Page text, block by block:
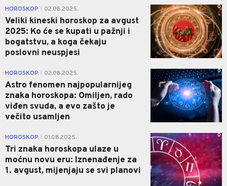
HOROSKOP 02.08.2025.
Veliki kineski horoskop za avgust
2025: Ko će se kupati u pažnji i
bogatstvu, a koga čekaju
poslovni neuspjesi
0
HOROSKOP 02.08.2025.
Astro fenomen najpopularnijeg
znaka horoskopa: Omiljen, rado
viđen svuda, a evo zašto je
večito usamljen
0
HOROSKOP 01.08.2025.
Tri znaka horoskopa ulaze u
moćnu novu eru: Iznenađenje za
1. avgust, mijenjaju se svi planovi
0